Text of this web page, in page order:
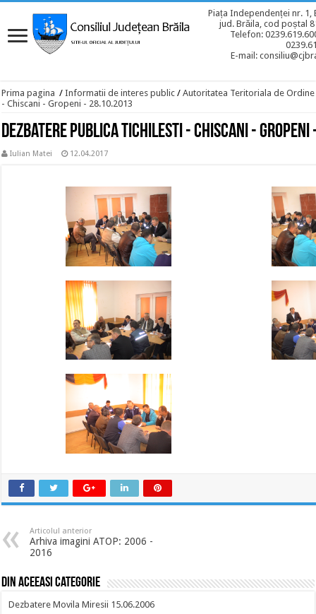
Piața Independenței nr. 1,
jud. Brăila, cod poștal
Telefon:
E-mail:
Prima pagina / Informatii de interes public / Autoritatea Teritoriala de Ordine
- Chiscani - Gropeni - 28.10.2013
Dezbatere publica Tichilesti - Chiscani - Gropeni
Iulian Matei 12.04.2017
Articolul anterior
Arhiva imagini ATOP: 2006 -
2016
Din aceeasi categorie
Dezbatere Movila Miresii 15.06.2006